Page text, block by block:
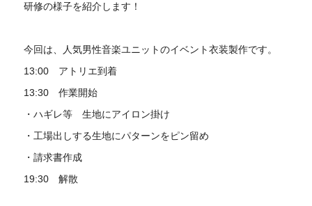
研修の様子を紹介します！
今回は、人気男性音楽ユニットのイベント衣装製作です。
13:00 アトリエ到着
13:30 作業開始
・ハギレ等 生地にアイロン掛け
・工場出しする生地にパターンをピン留め
・請求書作成
19:30 解散